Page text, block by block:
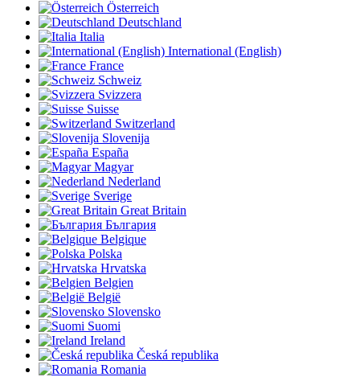
Österreich
Deutschland
Italia
International (English)
France
Schweiz
Svizzera
Suisse
Switzerland
Slovenija
España
Magyar
Nederland
Sverige
Great Britain
България
Belgique
Polska
Hrvatska
Belgien
België
Slovensko
Suomi
Ireland
Česká republika
Romania